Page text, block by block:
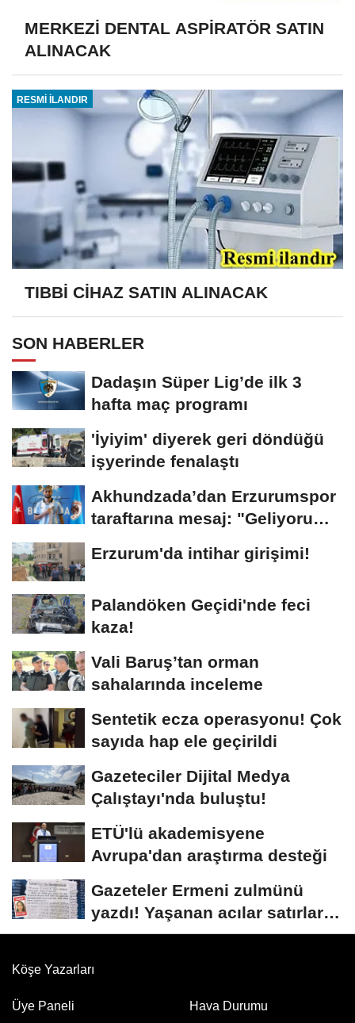
MERKEZİ DENTAL ASPİRATÖR SATIN
ALINACAK
RESMİ İLANDIR
TIBBİ CİHAZ SATIN ALINACAK
SON HABERLER
Dadaşın Süper Lig’de ilk 3
hafta maç programı
'İyiyim' diyerek geri döndüğü
işyerinde fenalaştı
Akhundzada’dan Erzurumspor
taraftarına mesaj: "Geliyorum
Erzurum'da intihar girişimi!
Palandöken Geçidi'nde feci
kaza!
Vali Baruş’tan orman
sahalarında inceleme
Sentetik ecza operasyonu! Çok
sayıda hap ele geçirildi
Gazeteciler Dijital Medya
Çalıştayı'nda buluştu!
ETÜ'lü akademisyene
Avrupa'dan araştırma desteği
Gazeteler Ermeni zulmünü
yazdı! Yaşanan acılar satırlara
böyle...
Köşe Yazarları
Üye Paneli Hava Durumu